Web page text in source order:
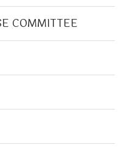
COMMITTEE